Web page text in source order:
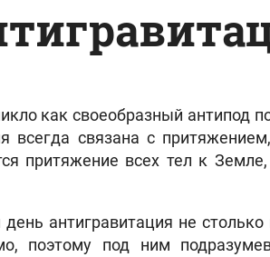
как своеобразный антипод
всегда связана с
притяжение всех тел к
антигравитация не
поэтому под ним